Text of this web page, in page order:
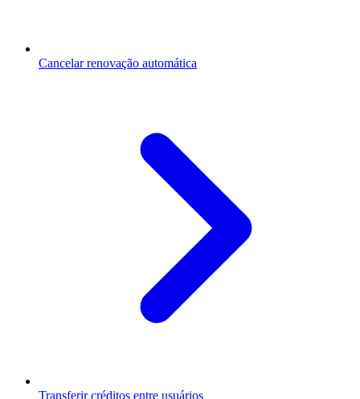
Cancelar renovação automática
Transferir créditos entre usuários